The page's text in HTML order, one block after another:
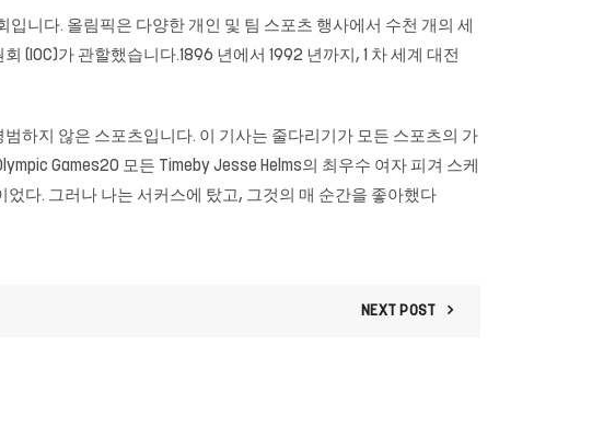
니다. 올림픽은 다양한 개인 및 팀 스포츠 행사에서 수천 개의 세
(IOC)가 관할했습니다.1896 년에서 1992 년까지, 1 차 세계 대전
하지 않은 스포츠입니다. 이 기사는 줄다리기가 모든 스포츠의 가
Games20 모든 Timeby Jesse Helms의 최우수 여자 피겨 스케
었다. 그러나 나는 서커스에 탔고, 그것의 매 순간을 좋아했다
NEXT POST